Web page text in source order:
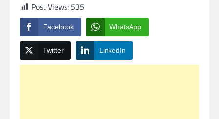
Post Views: 535
Facebook WhatsApp
Twitter LinkedIn